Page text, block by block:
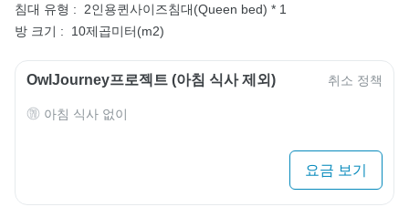
침대 유형 :
2인용퀸사이즈침대(Queen bed) * 1
방 크기 :
10제곱미터(m2)
OwlJourney프로젝트 (아침 식사 제외) 취소 정책
아침 식사 없이
요금 보기